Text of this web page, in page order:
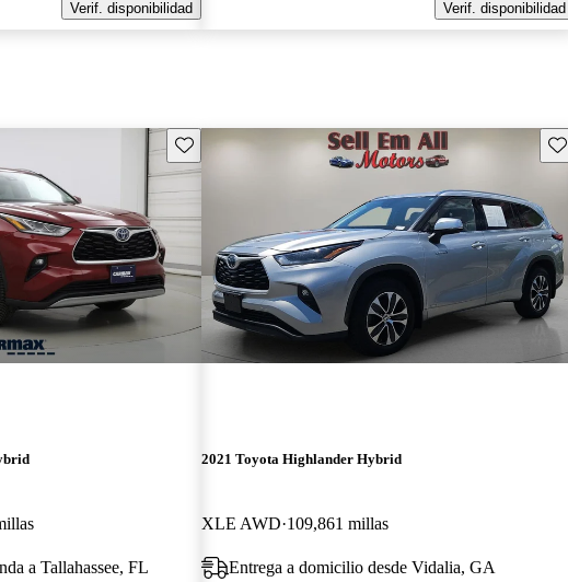
Verif. disponibilidad Verif. disponibilidad
Guarda este Aviso
a Tallahassee, FL
2021 Toyota Highlander Hybrid
XLE AWD 109,861 millas
Entrega a domicilio desde Vidalia, GA